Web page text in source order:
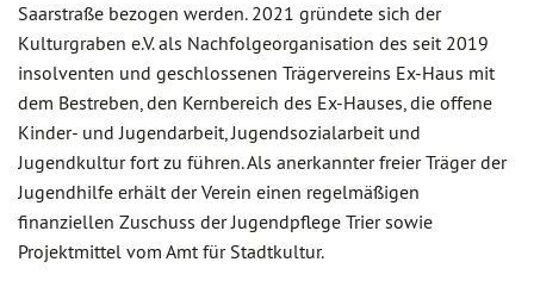
Saarstraße bezogen werden. 2021 gründete sich der
Kulturgraben e.V. als Nachfolgeorganisation des seit 2019
insolventen und geschlossenen Trägervereins Ex-Haus mit
dem Bestreben, den Kernbereich des Ex-Hauses, die offene
Kinder- und Jugendarbeit, Jugendsozialarbeit und
Jugendkultur fort zu führen. Als anerkannter freier Träger der
Jugendhilfe erhält der Verein einen regelmäßigen
finanziellen Zuschuss der Jugendpflege Trier sowie
Projektmittel vom Amt für Stadtkultur.